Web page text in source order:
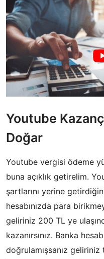
Youtube
Doğar
Youtube vergisi ödeme
buna açıklık getirelim.
şartlarını yerine
hesabınızda para
geliriniz 200 TL ye
kazanırsınız. Banka
doğrulamışsanız geliriniz